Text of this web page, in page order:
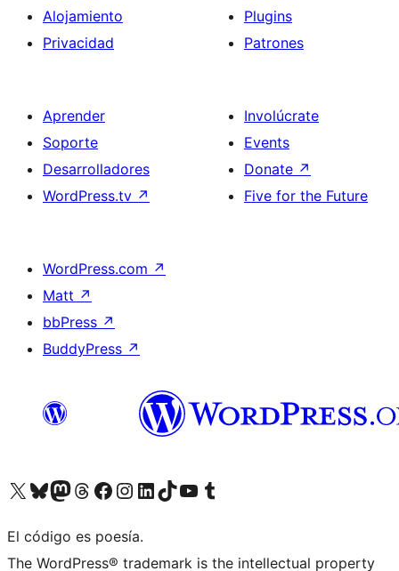
Alojamiento
Privacidad
Plugins
Patrones
Aprender
Soporte
Desarrolladores
WordPress.tv ↗
Involúcrate
Events
Donate ↗
Five for the Future
WordPress.com ↗
Matt ↗
bbPress ↗
BuddyPress ↗
Visit our X (formerly Twitter) account
Visit our Bluesky account
Visit our Mastodon account
Visit our Threads account
Visita nuestra página de Facebook
Visita nuestra cuenta de Instagram
Visita nuestra cuenta de LinkedIn
Visit our TikTok account
Visita nuestro canal de YouTube
Visit our Tumblr account
El código es poesía.
The WordPress® trademark is the intellectual property